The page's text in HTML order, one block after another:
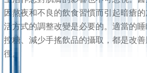
因熬夜和不良的飲食習慣而引起暗瘡
活方式的調整改變是必要的。適當的睡
控糖、減少手搖飲品的攝取，都是改
徑。